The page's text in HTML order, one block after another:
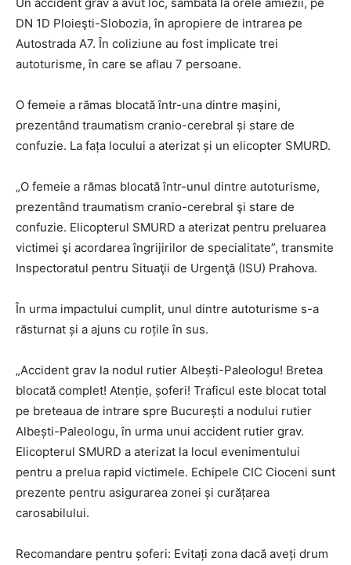
DN 1D Ploieşti-Slobozia, în apropiere de intrarea pe
Autostrada A7. În coliziune au fost implicate trei
autoturisme, în care se aflau 7 persoane.
O femeie a rămas blocată într-una dintre mașini,
prezentând traumatism cranio-cerebral și stare de
confuzie. La fața locului a aterizat și un elicopter SMURD.
„O femeie a rămas blocată într-unul dintre autoturisme,
prezentând traumatism cranio-cerebral şi stare de
confuzie. Elicopterul SMURD a aterizat pentru preluarea
victimei şi acordarea îngrijirilor de specialitate”, transmite
Inspectoratul pentru Situaţii de Urgenţă (ISU) Prahova.
În urma impactului cumplit, unul dintre autoturisme s-a
răsturnat și a ajuns cu roțile în sus.
„Accident grav la nodul rutier Albești-Paleologu! Bretea
blocată complet! Atenție, șoferi! Traficul este blocat total
pe breteaua de intrare spre București a nodului rutier
Albești-Paleologu, în urma unui accident rutier grav.
Elicopterul SMURD a aterizat la locul evenimentului
pentru a prelua rapid victimele. Echipele CIC Cioceni sunt
prezente pentru asigurarea zonei și curățarea
carosabilului.
Recomandare pentru șoferi: Evitați zona dacă aveți drum